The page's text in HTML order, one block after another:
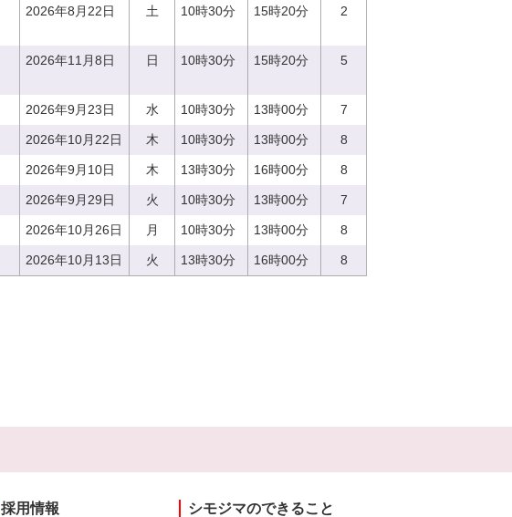
2026年8月22日 土 10時30分 15時20分 2
2026年11月8日 日 10時30分 15時20分 5
2026年9月23日 水 10時30分 13時00分 7
2026年10月22日 木 10時30分 13時00分 8
2026年9月10日 木 13時30分 16時00分 8
2026年9月29日 火 10時30分 13時00分 7
2026年10月26日 月 10時30分 13時00分 8
2026年10月13日 火 13時30分 16時00分 8
採用情報 シモジマのできること